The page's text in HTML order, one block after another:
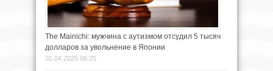
The Mainichi: мужчина с аутизмом отсудил 5 тысяч
долларов за увольнение в Японии
02.04.2026 06:25